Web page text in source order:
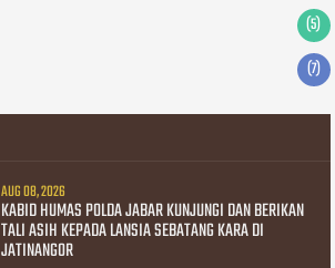
(5)
(7)
AUG 08, 2026
KABID HUMAS POLDA JABAR KUNJUNGI DAN BERIKAN
TALI ASIH KEPADA LANSIA SEBATANG KARA DI
JATINANGOR